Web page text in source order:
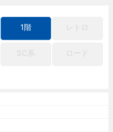
1階 レトロ
SC系 ロード